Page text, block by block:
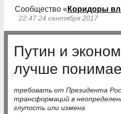
Сообщество « Коридоры
22:47 24 сентября 2017
Путин и
лучше
требовать от Президента
трансформаций в
глупость или измена